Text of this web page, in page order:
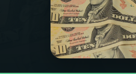
PROGRAMAS
PODCASTS